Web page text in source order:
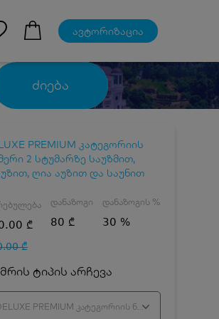
ავტორიზაცია
ძიება
PREMIUM კატეგორიის
2 სტუმარზე საუზმით,
ღია აუზით და საუნით
₾
₾
დანაზოგი
80 ₾
დანაზოგის %
30 %
ტიპის არჩევა
DELUXE PREMIUM კატეგორიის ნომერი 2 სტუმარზე